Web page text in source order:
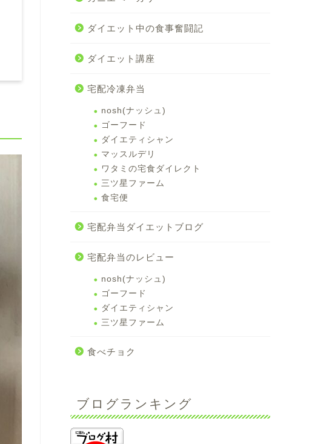
ダイエット中の食事奮闘記
ダイエット講座
宅配冷凍弁当
nosh(ナッシュ)
ゴーフード
ダイエティシャン
マッスルデリ
ワタミの宅食ダイレクト
三ツ星ファーム
食宅便
宅配弁当ダイエットブログ
宅配弁当のレビュー
nosh(ナッシュ)
ゴーフード
ダイエティシャン
三ツ星ファーム
食べチョク
ブログランキング